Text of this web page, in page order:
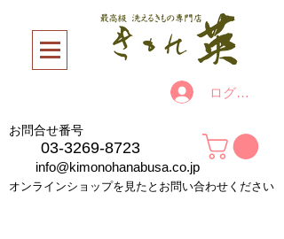
ログイン
お問合せ番号
03-3269-8723
info@kimonohanabusa.co.jp
オンラインショップを見たとお問い合わせください